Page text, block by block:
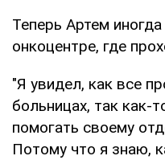
Теперь Артем
онкоцентре, где
"Я увидел, как все
больницах, так как-
помогать своему
Потому что я знаю,